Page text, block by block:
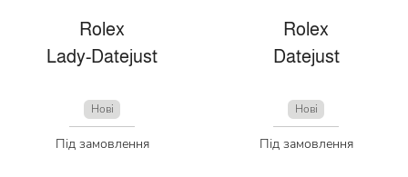
Rolex
Lady-Datejust
Нові
Під замовлення
Rolex
Datejust
Нові
Під замовлення